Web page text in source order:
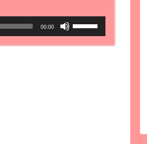
00:00
ボ
リ